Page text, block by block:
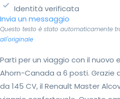
Identità verificata
Invia un messaggio
Questo testo è stato automaticamente
all'originale
Parti per un viaggio con il nuovo
Ahorn-Canada a 6 posti.
da 145 CV, il Renault Master